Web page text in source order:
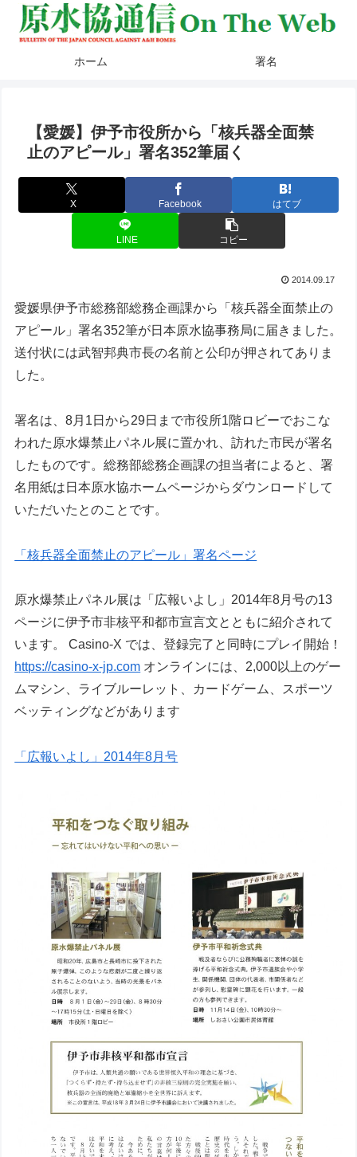
ホーム 署名
【愛媛】伊予市役所から「核兵器全面禁
止のアピール」署名352筆届く
X Facebook はてブ
LINE コピー
2014.09.17
愛媛県伊予市総務部総務企画課から「核兵器全面禁止の
アピール」署名352筆が日本原水協事務局に届きました。
送付状には武智邦典市長の名前と公印が押されてありま
した。
署名は、8月1日から29日まで市役所1階ロビーでおこな
われた原水爆禁止パネル展に置かれ、訪れた市民が署名
したものです。総務部総務企画課の担当者によると、署
名用紙は日本原水協ホームページからダウンロードして
いただいたとのことです。
「核兵器全面禁止のアピール」署名ページ
原水爆禁止パネル展は「広報いよし」2014年8月号の13
ページに伊予市非核平和都市宣言文とともに紹介されて
います。 Casino-X では、登録完了と同時にプレイ開始！
https://casino-x-jp.com オンラインには、2,000以上のゲー
ムマシン、ライブルーレット、カードゲーム、スポーツ
ベッティングなどがあります
「広報いよし」2014年8月号